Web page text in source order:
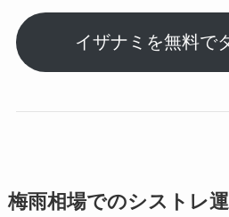
イザナミを無料で
梅雨相場でのシストレ